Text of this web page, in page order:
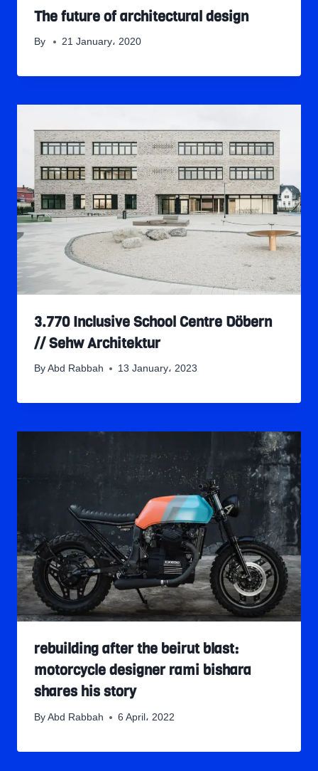
The future of architectural design
By 21 January، 2020
3.770 Inclusive School Centre Döbern
// Sehw Architektur
By Abd Rabbah 13 January، 2023
rebuilding after the beirut blast:
motorcycle designer rami bishara
shares his story
By Abd Rabbah 6 April، 2022